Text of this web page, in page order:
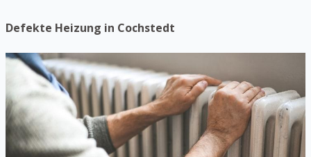
Defekte Heizung in Cochstedt